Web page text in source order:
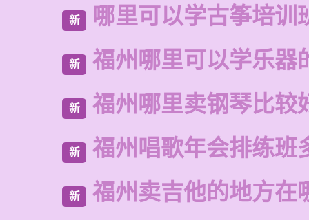
新 哪里可以学古筝培训
新 福州哪里可以学乐器
新 福州哪里卖钢琴比较
新 福州唱歌年会排练班
新 福州卖吉他的地方在